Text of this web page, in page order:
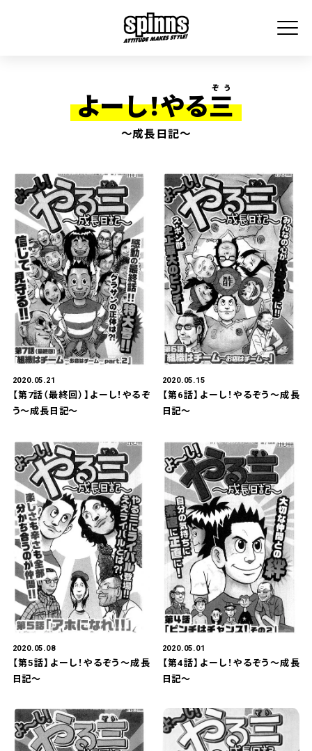
よーし！やる三
ぞう
〜成長日記〜
2020.05.21
【第7話（最終回）】よーし！やるぞ
う～成長日記～
2020.05.15
【第6話】よーし！やるぞう～成長
日記～
2020.05.08
【第5話】よーし！やるぞう～成長
日記～
2020.05.01
【第4話】よーし！やるぞう～成長
日記～